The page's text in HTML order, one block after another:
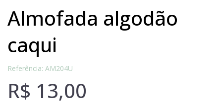
almofada algodão
caqui
Referência: AM204U
R$ 13,00